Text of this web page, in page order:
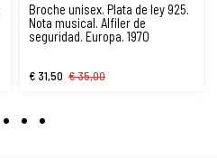
Broche unisex. Plata de ley 925.
Nota musical. Alfiler de
seguridad. Europa. 1970
€ 31,50 € 35,00